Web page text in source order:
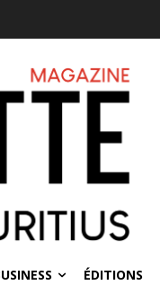
ÉDITIONS